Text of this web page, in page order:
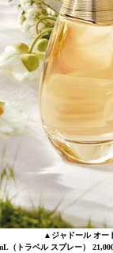
▲ジャドール オー
（トラベル スプレー）